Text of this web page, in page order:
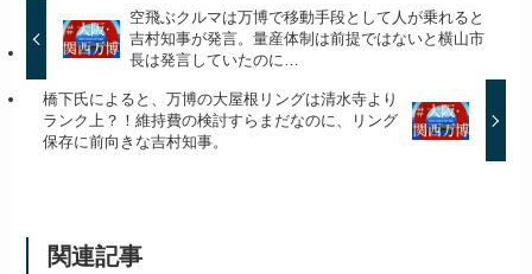
空飛ぶクルマは万博で移動手段として人が乗れると
吉村知事が発言。量産体制は前提ではないと横山市
長は発言していたのに…
橋下氏によると、万博の大屋根リングは清水寺より
ランク上？！維持費の検討すらまだなのに、リング
保存に前向きな吉村知事。
関連記事